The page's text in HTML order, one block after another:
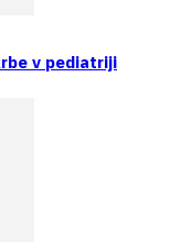
v pediatriji